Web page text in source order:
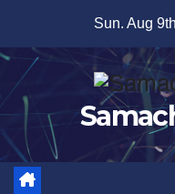
content
Sun. Aug